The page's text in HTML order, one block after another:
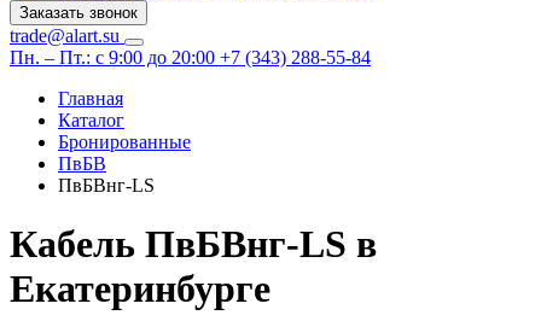
Заказать звонок
trade@alart.su
Пн. – Пт.: с 9:00 до 20:00 +7 (343) 288-55-84
Главная
Каталог
Бронированные
ПвБВ
ПвБВнг-LS
Кабель ПвБВнг-LS в
Екатеринбурге